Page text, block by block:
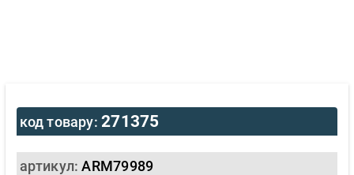
код товару:271375
артикул:ARM79989